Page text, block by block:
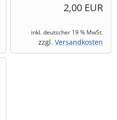
2,00 EUR
inkl. deutscher 19 % MwSt.
zzgl. Versandkosten